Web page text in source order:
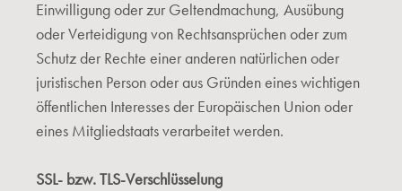
Einwilligung oder zur Geltendmachung, Ausübung
oder Verteidigung von Rechtsansprüchen oder zum
Schutz der Rechte einer anderen natürlichen oder
juristischen Person oder aus Gründen eines wichtigen
öffentlichen Interesses der Europäischen Union oder
eines Mitgliedstaats verarbeitet werden.
SSL- bzw. TLS-Verschlüsselung